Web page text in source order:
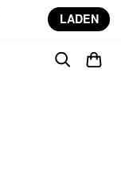
LADEN